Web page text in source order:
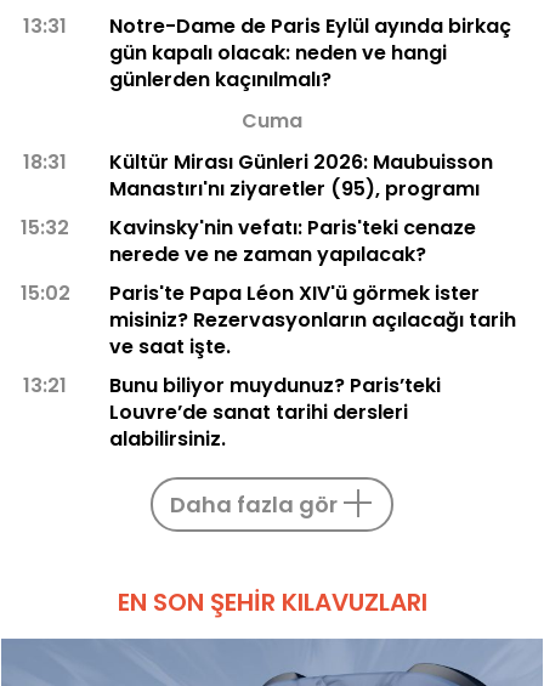
13:31
Notre-Dame de Paris Eylül ayında birkaç
gün kapalı olacak: neden ve hangi
günlerden kaçınılmalı?
Cuma
18:31
Kültür Mirası Günleri 2026: Maubuisson
Manastırı'nı ziyaretler (95), programı
15:32
Kavinsky'nin vefatı: Paris'teki cenaze
nerede ve ne zaman yapılacak?
15:02
Paris'te Papa Léon XIV'ü görmek ister
misiniz? Rezervasyonların açılacağı tarih
ve saat işte.
13:21
Bunu biliyor muydunuz? Paris’teki
Louvre’de sanat tarihi dersleri
alabilirsiniz.
Daha fazla gör
EN SON ŞEHIR KILAVUZLARI